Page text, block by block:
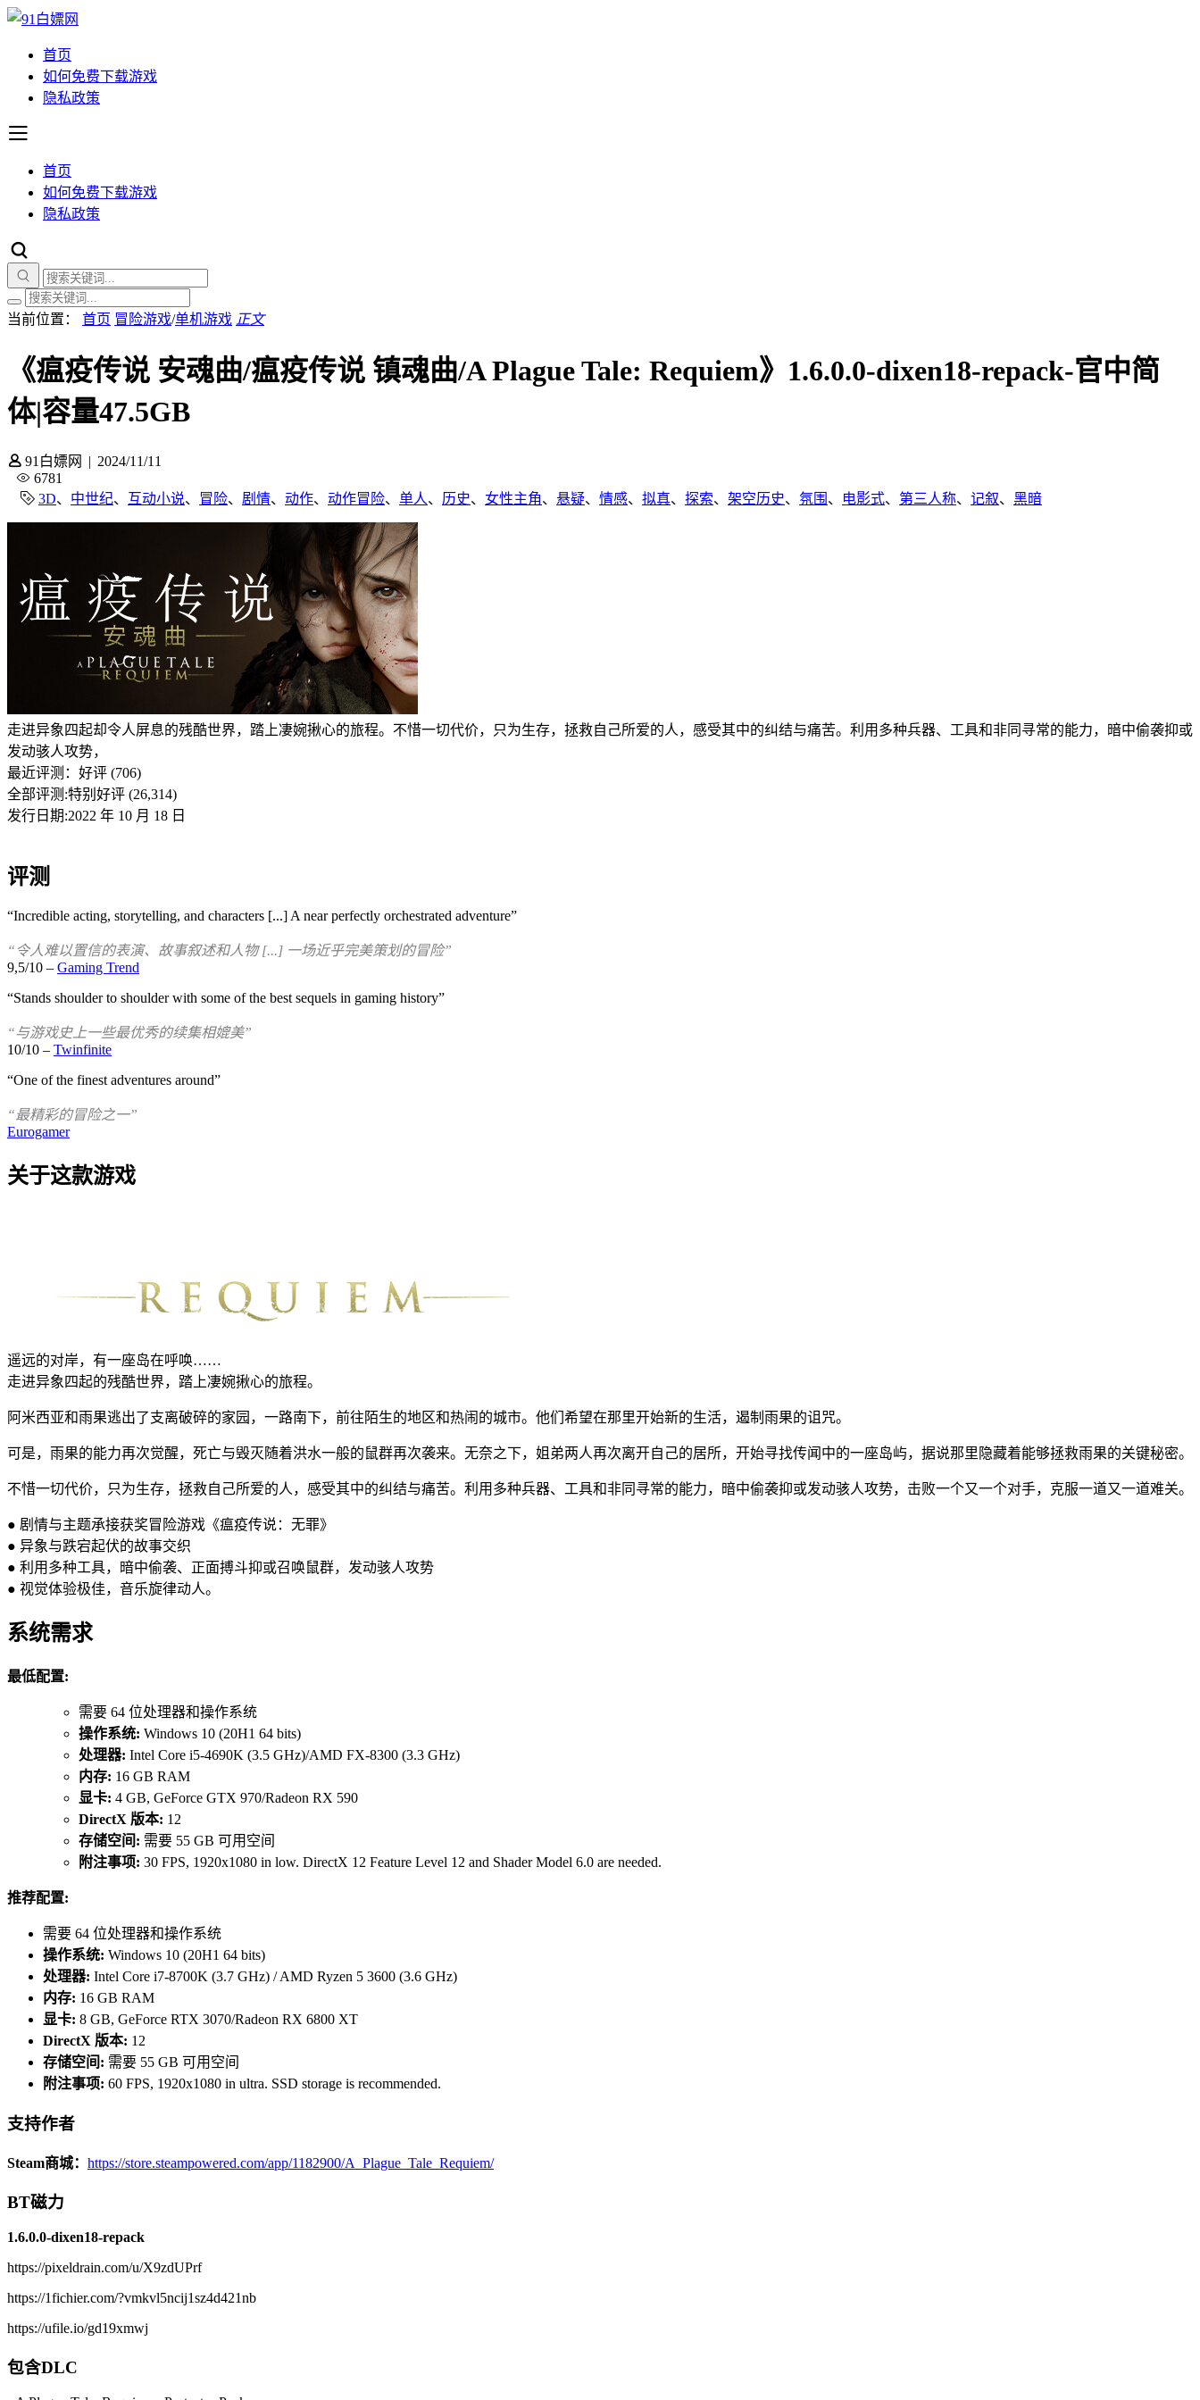
首页
如何免费下载游戏
隐私政策
首页
如何免费下载游戏
隐私政策
当前位置： 首页 冒险游戏/单机游戏 正文
《瘟疫传说 安魂曲/瘟疫传说 镇魂曲/A Plague Tale: Requiem》1.6.0.0-dixen18-repack-官中简
体|容量47.5GB
91白嫖网 | 2024/11/11
6781
3D、 中世纪、 互动小说、 冒险、 剧情、 动作、 动作冒险、 单人、 历史、 女性主角、 悬疑、 情感、 拟真、 探索、 架空历史、 氛围 、 电影式、 第三人称、 记叙、 黑暗
走进异象四起却令人屏息的残酷世界，踏上凄婉揪心的旅程。不惜一切代价，只为生存，拯救自己所爱的人，感受其中的纠结与痛苦。利用多种兵器、工具和非同寻常的能力，暗中偷袭抑或
发动骇人攻势，
最近评测： 好评 (706)
全部评测:特别好评 (26,314)
发行日期:2022 年 10 月 18 日
评测
“Incredible acting, storytelling, and characters [...] A near perfectly orchestrated adventure”
“令人难以置信的表演、故事叙述和人物 [...] 一场近乎完美策划的冒险”
9,5/10 – Gaming Trend
“Stands shoulder to shoulder with some of the best sequels in gaming history”
“与游戏史上一些最优秀的续集相媲美”
10/10 – Twinfinite
“One of the finest adventures around”
“最精彩的冒险之一”
Eurogamer
关于这款游戏
遥远的对岸，有一座岛在呼唤……
走进异象四起的残酷世界，踏上凄婉揪心的旅程。
阿米西亚和雨果逃出了支离破碎的家园，一路南下，前往陌生的地区和热闹的城市。他们希望在那里开始新的生活，遏制雨果的诅咒。
可是，雨果的能力再次觉醒，死亡与毁灭随着洪水一般的鼠群再次袭来。无奈之下，姐弟两人再次离开自己的居所，开始寻找传闻中的一座岛屿，据说那里隐藏着能够拯救雨果的关键秘密。
不惜一切代价，只为生存，拯救自己所爱的人，感受其中的纠结与痛苦。利用多种兵器、工具和非同寻常的能力，暗中偷袭抑或发动骇人攻势，击败一个又一个对手，克服一道又一道难关。
● 剧情与主题承接获奖冒险游戏《瘟疫传说：无罪》
● 异象与跌宕起伏的故事交织
● 利用多种工具，暗中偷袭、正面搏斗抑或召唤鼠群，发动骇人攻势
● 视觉体验极佳，音乐旋律动人。
系统需求
最低配置:
需要 64 位处理器和操作系统
操作系统: Windows 10 (20H1 64 bits)
处理器: Intel Core i5-4690K (3.5 GHz)/AMD FX-8300 (3.3 GHz)
内存: 16 GB RAM
显卡: 4 GB, GeForce GTX 970/Radeon RX 590
DirectX 版本: 12
存储空间: 需要 55 GB 可用空间
附注事项: 30 FPS, 1920x1080 in low. DirectX 12 Feature Level 12 and Shader Model 6.0 are needed.
推荐配置:
需要 64 位处理器和操作系统
操作系统: Windows 10 (20H1 64 bits)
处理器: Intel Core i7-8700K (3.7 GHz) / AMD Ryzen 5 3600 (3.6 GHz)
内存: 16 GB RAM
显卡: 8 GB, GeForce RTX 3070/Radeon RX 6800 XT
DirectX 版本: 12
存储空间: 需要 55 GB 可用空间
附注事项: 60 FPS, 1920x1080 in ultra. SSD storage is recommended.
支持作者
Steam商城： https://store.steampowered.com/app/1182900/A_Plague_Tale_Requiem/
BT磁力
1.6.0.0-dixen18-repack
https://pixeldrain.com/u/X9zdUPrf
https://1fichier.com/?vmkvl5ncij1sz4d421nb
https://ufile.io/gd19xmwj
包含DLC